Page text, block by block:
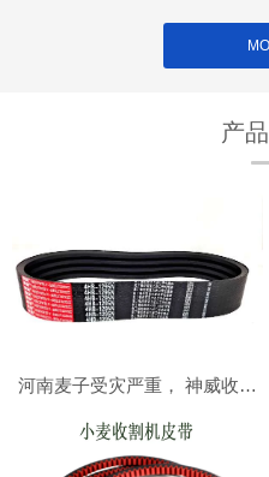
产
河南麦子受灾严重， 神威收割机皮带在南阳社旗助力小麦收割顺利进行